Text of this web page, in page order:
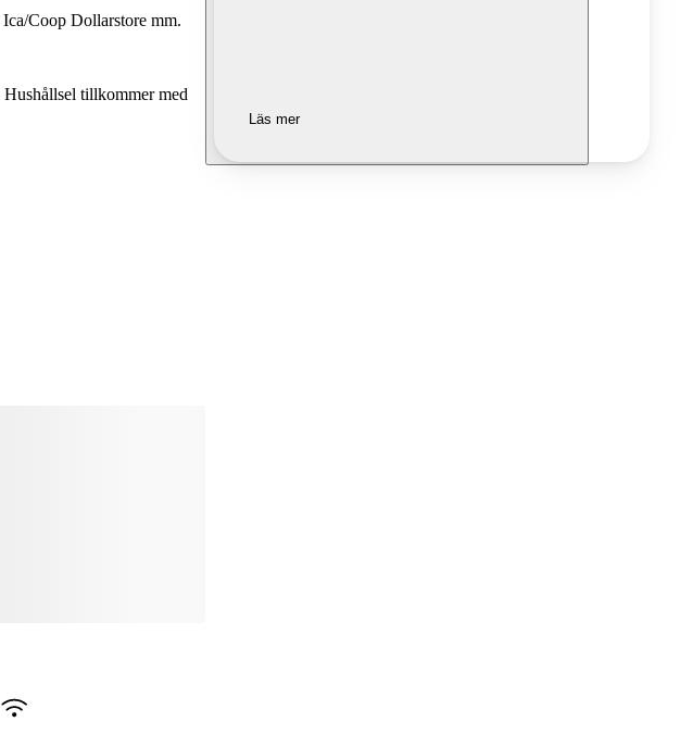
Ica/Coop Dollarstore mm.
Hushållsel tillkommermed
Läs mer